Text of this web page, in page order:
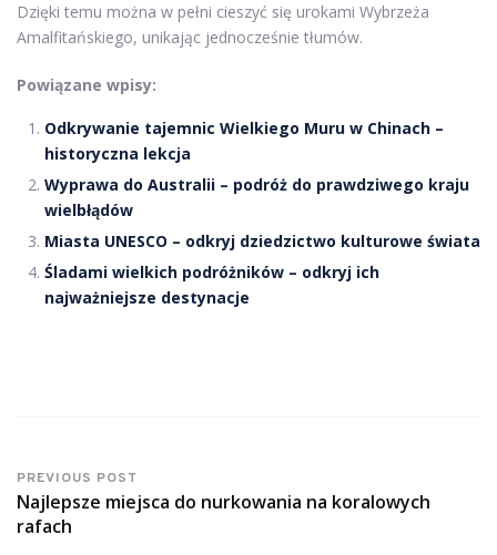
Dzięki temu można w pełni cieszyć się urokami Wybrzeża
Amalfitańskiego, unikając jednocześnie tłumów.
Powiązane wpisy:
Odkrywanie tajemnic Wielkiego Muru w Chinach –
historyczna lekcja
Wyprawa do Australii – podróż do prawdziwego kraju
wielbłądów
Miasta UNESCO – odkryj dziedzictwo kulturowe świata
Śladami wielkich podróżników – odkryj ich
najważniejsze destynacje
PREVIOUS POST
Najlepsze miejsca do nurkowania na koralowych
rafach